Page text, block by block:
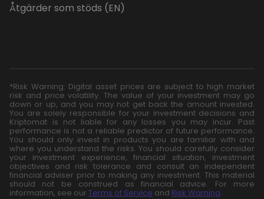
Åtgärder som stöds (EN)
*Risk Warning: Digital asset prices are subject to high market
risk and price volatility. The value of your investment may go
down or up, and you may not get back the amount invested.
You are solely responsible for your investment decisions and
Kriptomat is not liable for any losses you may incur. Past
performance is not a reliable predictor of future performance.
You should only invest in products you are familiar with and
where you understand the risks. You should carefully consider
your investment experience, financial situation, investment
objectives and risk tolerance and consult an independent
financial adviser prior to making any investment. This material
should not be construed as financial advice. For more
information, see our Terms of Service and Risk Warning.